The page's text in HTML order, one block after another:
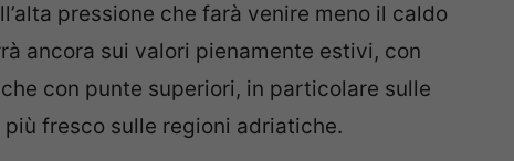
pressione che farà venire meno il caldo
ancora sui valori pienamente estivi, con
con punte superiori, in particolare sulle
fresco sulle regioni adriatiche.